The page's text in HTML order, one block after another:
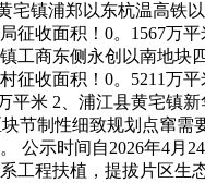
郑以东杭温高铁以
收面积！0。1567万
商东侧永创以南地块
征收面积！0。5211
平米 2、浦江县黄宅
节制性细致规划点窜
公示时间自2026年4
程扶植，提拔片区生